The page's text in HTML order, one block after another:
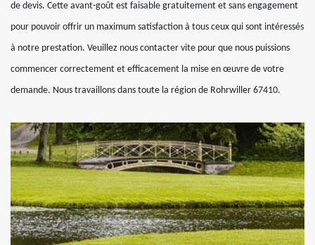
de devis. Cette avant-goût est faisable gratuitement et sans engagement
pour pouvoir offrir un maximum satisfaction à tous ceux qui sont intéressés
à notre prestation. Veuillez nous contacter vite pour que nous puissions
commencer correctement et efficacement la mise en œuvre de votre
demande. Nous travaillons dans toute la région de Rohrwiller 67410.